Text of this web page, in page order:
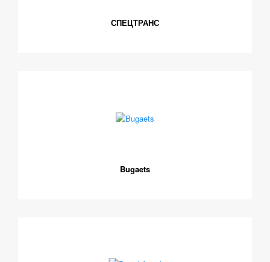
СПЕЦТРАНС
Bugaets